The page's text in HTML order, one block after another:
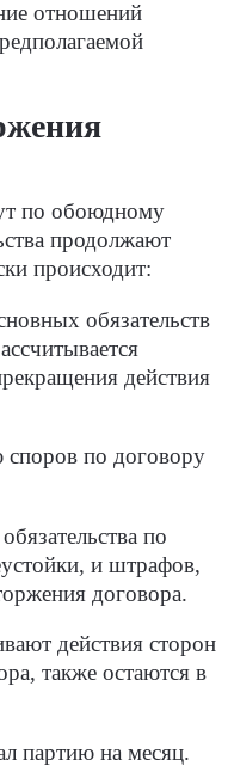
отношений
по обоюдному
продолжают
происходит:
обязательств
действия
споров по договору
по
и штрафов,
договора.
действия сторон
также остаются в
партию на месяц.